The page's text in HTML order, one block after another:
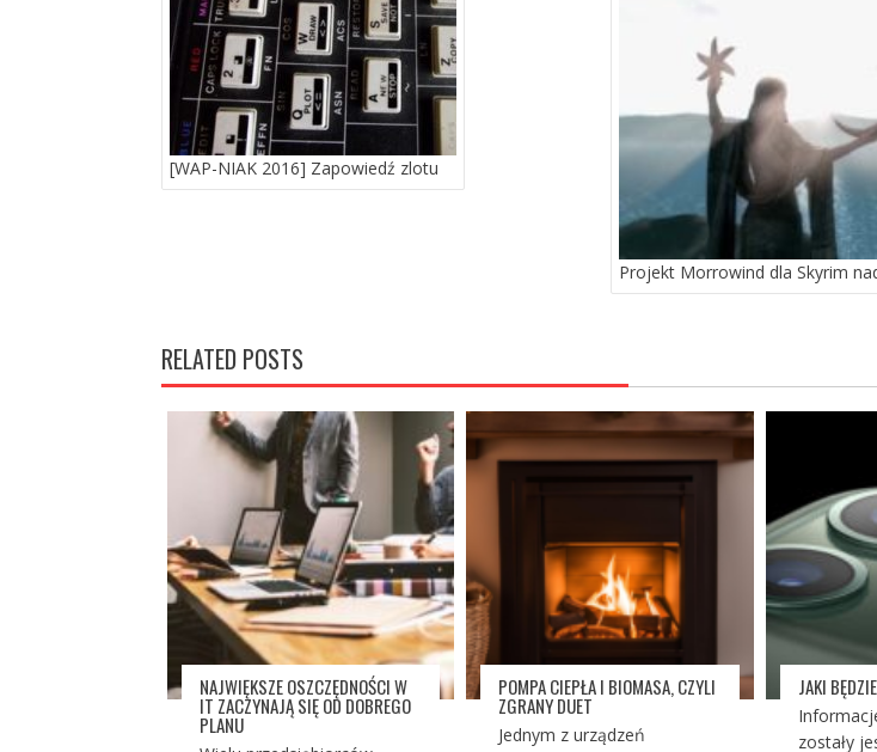
[WAP-NIAK 2016] Zapowiedź zlotu
Projekt Morrowind dla Skyrim
RELATED POSTS
NAJWIĘKSZE OSZCZĘDNOŚCI W
IT ZACZYNAJĄ SIĘ OD DOBREGO
PLANU
POMPA CIEPŁA I BIOMASA, CZYLI
ZGRANY DUET
Jednym z urządzeń
JAKI
zostały